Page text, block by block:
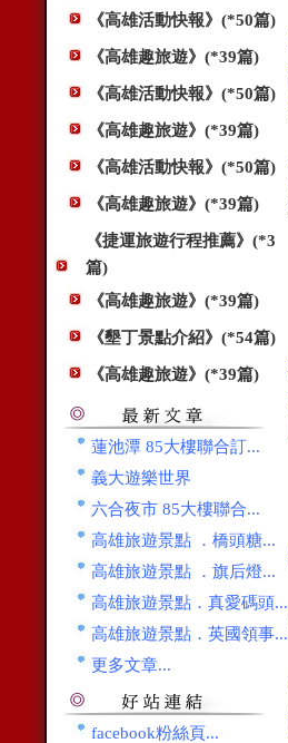
《高雄活動快報》(*50篇)
《高雄趣旅遊》(*39篇)
《高雄活動快報》(*50篇)
《高雄趣旅遊》(*39篇)
《高雄活動快報》(*50篇)
《高雄趣旅遊》(*39篇)
《捷運旅遊行程推薦》(*3
篇)
《高雄趣旅遊》(*39篇)
《墾丁景點介紹》(*54篇)
《高雄趣旅遊》(*39篇)
蓮池潭 85大樓聯合訂...
義大遊樂世界
六合夜市 85大樓聯合...
高雄旅遊景點 ．橋頭糖...
高雄旅遊景點 ．旗后燈...
高雄旅遊景點．真愛碼頭...
高雄旅遊景點．英國領事...
更多文章...
facebook粉絲頁...